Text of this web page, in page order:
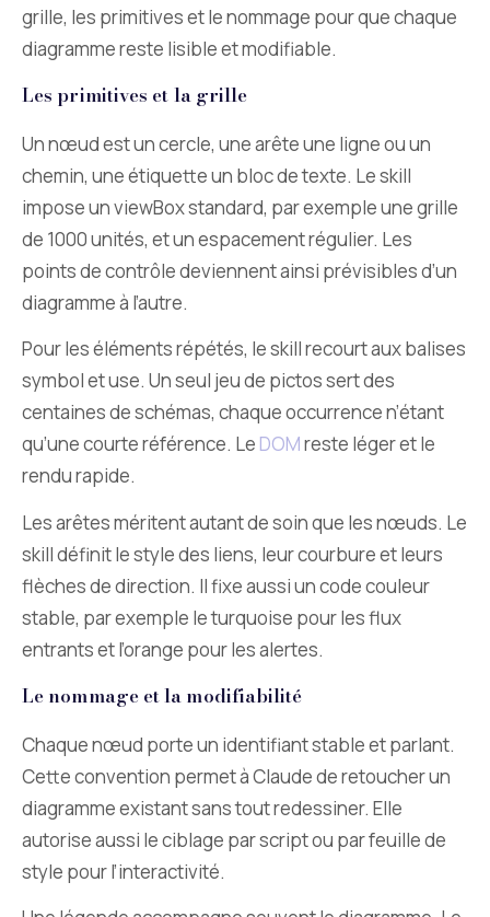
grille, les primitives et le nommage pour que chaque
diagramme reste lisible et modifiable.
Les primitives et la grille
Un nœud est un cercle, une arête une ligne ou un
chemin, une étiquette un bloc de texte. Le skill
impose un viewBox standard, par exemple une grille
de 1000 unités, et un espacement régulier. Les
points de contrôle deviennent ainsi prévisibles d’un
diagramme à l’autre.
Pour les éléments répétés, le skill recourt aux balises
symbol et use. Un seul jeu de pictos sert des
centaines de schémas, chaque occurrence n’étant
qu’une courte référence. Le DOMreste léger et le
rendu rapide.
Les arêtes méritent autant de soin que les nœuds. Le
skill définit le style des liens, leur courbure et leurs
flèches de direction. Il fixe aussi un code couleur
stable, par exemple le turquoise pour les flux
entrants et l’orange pour les alertes.
Le nommage et la modifiabilité
Chaque nœud porte un identifiant stable et parlant.
Cette convention permet à Claude de retoucher un
diagramme existant sans tout redessiner. Elle
autorise aussi le ciblage par script ou par feuille de
style pour l’interactivité.